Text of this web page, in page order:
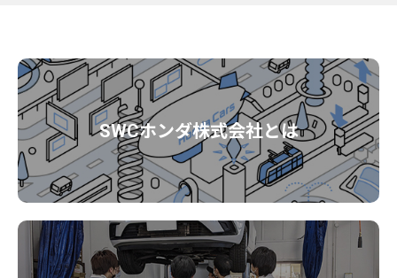
SWCホンダ株式会社とは